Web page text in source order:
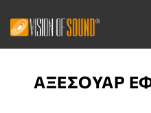
ΑΞΕΣΟΥΑΡ